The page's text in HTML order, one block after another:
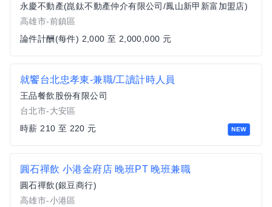
永慶不動產(崑鈦不動產仲介有限公司/鳳山新甲新富加盟店)
高雄市-前鎮區
論件計酬(每件) 2,000 至 2,000,000 元
NEW
就饗台北忠孝東-兼職/工讀計時人員
王品餐飲股份有限公司
台北市-大安區
時薪 210 至 220 元
圓石禪飲 小港金府店 晚班PT 晚班兼職
圓石禪飲(銀豆商行)
高雄市-小港區